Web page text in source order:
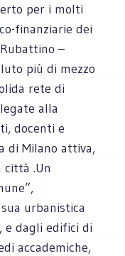
per i molti
finanziarie dei
–
più di mezzo
rete di
alla
docenti e
di Milano attiva,
città .Un
urbanistica
e dagli edifici di
accademiche,